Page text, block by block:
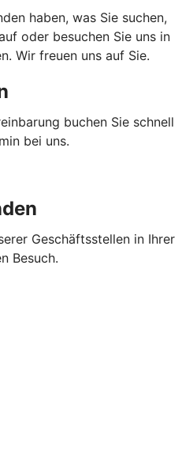
haben, was Sie suchen,
oder besuchen Sie uns in
Wir freuen uns auf Sie.
buchen Sie schnell
bei uns.
Geschäftsstellen in Ihrer
Besuch.